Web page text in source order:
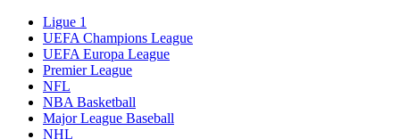
Ligue 1
UEFA Champions League
UEFA Europa League
Premier League
NFL
NBA Basketball
Major League Baseball
NHL